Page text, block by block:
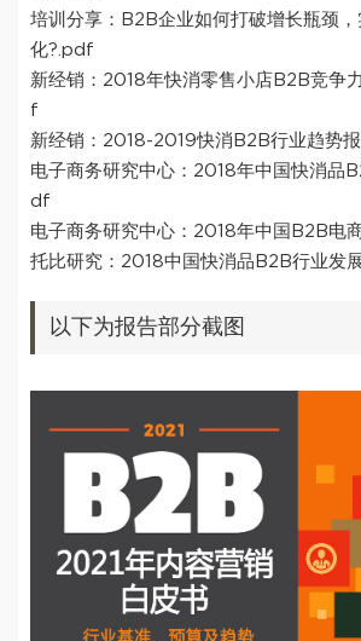
培训分享：B2B企业如何打破增长瓶颈
化?.pdf
新经销：2018年快消零售小店B2B竞争
f
新经销：2018-2019快消B2B行业趋势
电子商务研究中心：2018年中国快消品
df
电子商务研究中心：2018年中国B2B电
托比研究：2018中国快消品B2B行业发
以下为报告部分截图